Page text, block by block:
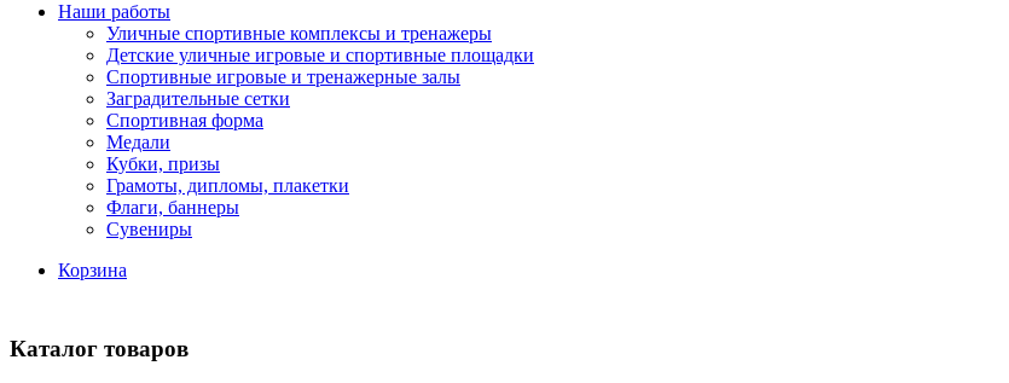
Наши работы
Уличные спортивные комплексы и тренажеры
Детские уличные игровые и спортивные площадки
Спортивные игровые и тренажерные залы
Заградительные сетки
Спортивная форма
Медали
Кубки, призы
Грамоты, дипломы, плакетки
Флаги, баннеры
Сувениры
Корзина
Каталог товаров